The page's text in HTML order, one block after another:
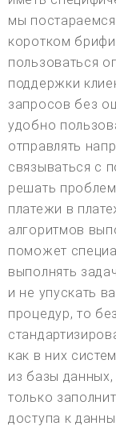
мы
коротком
пользоваться
поддержки
запросов без
удобно
отправлять
связываться с
решать
платежи в
алгоритмов
поможет
выполнять
и не упускать
процедур, то
как в них
из базы данных,
только
доступа к